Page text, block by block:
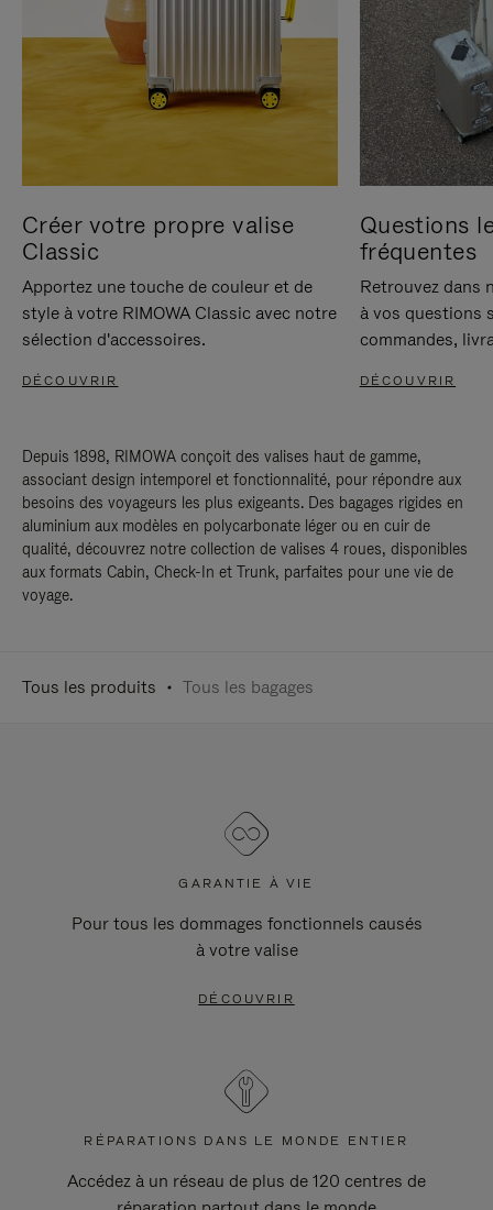
Créer votre propre valise
Classic
Apportez une touche de couleur et de
style à votre RIMOWA Classic avec notre
sélection d'accessoires.
DÉCOUVRIR
Questions
fréquentes
Retrouvez dans
à vos questions
commandes,
DÉCOUVRIR
Depuis 1898, RIMOWA conçoit des valises haut de gamme,
associant design intemporel et fonctionnalité, pour répondre aux
besoins des voyageurs les plus exigeants. Des bagages rigides en
aluminium aux modèles en polycarbonate léger ou en cuir de
qualité, découvrez notre collection de valises 4 roues, disponibles
aux formats Cabin, Check-In et Trunk, parfaites pour une vie de
voyage.
Tous les produits Tous les bagages
GARANTIE À VIE
Pour tous les dommages fonctionnels causés
à votre valise
DÉCOUVRIR
RÉPARATIONS DANS LE MONDE ENTIER
Accédez à un réseau de plus de 120 centres de